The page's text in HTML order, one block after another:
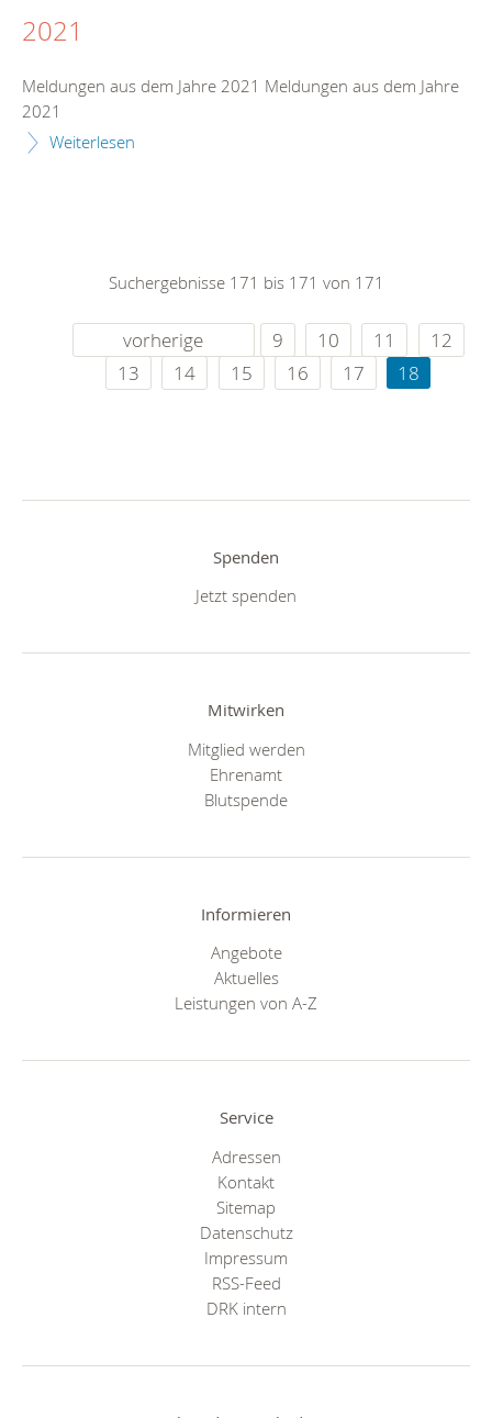
2021
Meldungen aus dem Jahre 2021 Meldungen aus dem Jahre
2021
Weiterlesen
Suchergebnisse 171 bis 171 von 171
vorherige 9 10 11
12
13
14 15 16 17 18
Spenden
Jetzt spenden
Mitwirken
Mitglied werden
Ehrenamt
Blutspende
Informieren
Angebote
Aktuelles
Leistungen von A-Z
Service
Adressen
Kontakt
Sitemap
Datenschutz
Impressum
RSS-Feed
DRK intern